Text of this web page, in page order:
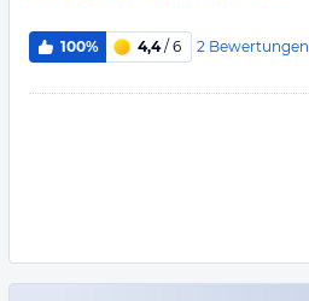
100% 4,4/ 6 2 Bewertungen